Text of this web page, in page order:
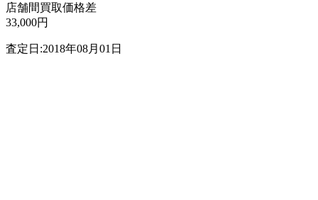
店舗間買取価格差
33,000円
査定日:2018年08月01日